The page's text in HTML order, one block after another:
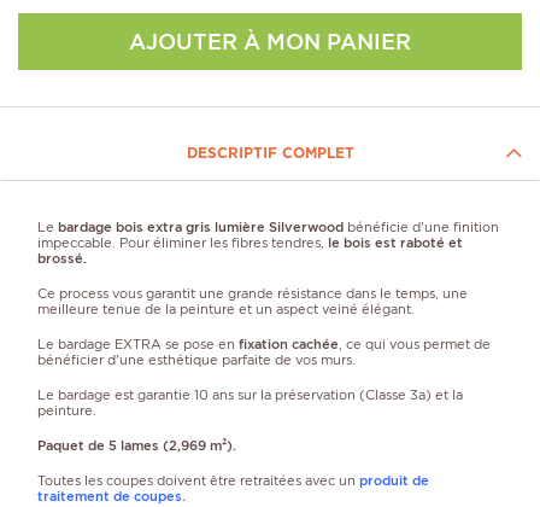
AJOUTER À MON PANIER
DESCRIPTIF COMPLET
Le bardage bois extra gris lumière Silverwood bénéficie d'une finition
impeccable. Pour éliminer les fibres tendres, le bois est raboté et
brossé.
Ce process vous garantit une grande résistance dans le temps, une
meilleure tenue de la peinture et un aspect veiné élégant.
Le bardage EXTRA se pose en fixation cachée , ce qui vous permet de
bénéficier d'une esthétique parfaite de vos murs.
Le bardage est garantie 10 ans sur la préservation (Classe 3a) et la
peinture.
Paquet de 5 lames (2,969 m²).
Toutes les coupes doivent être retraitées avec un produit de
traitement de coupes.